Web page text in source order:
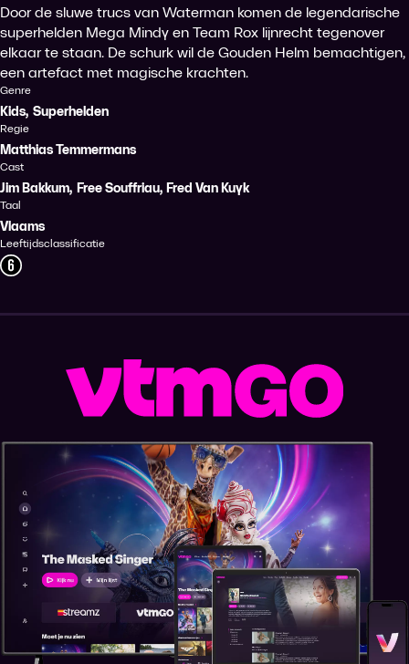
Door de sluwe trucs van Waterman komen de legendarische
superhelden Mega Mindy en Team Rox lijnrecht tegenover
elkaar te staan. De schurk wil de Gouden Helm bemachtigen,
een artefact met magische krachten.
Genre
Kids, Superhelden
Regie
Matthias Temmermans
Cast
Jim Bakkum, Free Souffriau, Fred Van Kuyk
Taal
Vlaams
Leeftijdsclassificatie